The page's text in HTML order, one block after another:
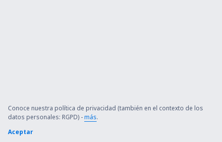
Conoce nuestra política de privacidad (también en el contexto de los
datos personales: RGPD) -más.
Aceptar